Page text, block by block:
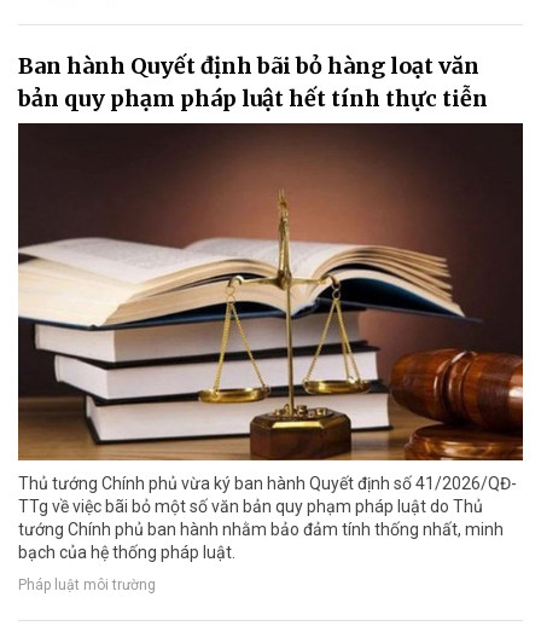
Ban hành Quyết định bãi bỏ hàng loạt văn
bản quy phạm pháp luật hết tính thực tiễn
Thủ tướng Chính phủ vừa ký ban hành Quyết định số 41/2026/QĐ-
TTg về việc bãi bỏ một số văn bản quy phạm pháp luật do Thủ
tướng Chính phủ ban hành nhằm bảo đảm tính thống nhất, minh
bạch của hệ thống pháp luật.
Pháp luật môi trường